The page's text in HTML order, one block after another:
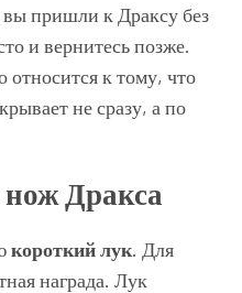
пришли к Драксу без
и вернитесь позже.
относится к тому, что
не сразу, а по
нож Дракса
короткий лук. Для
награда. Лук